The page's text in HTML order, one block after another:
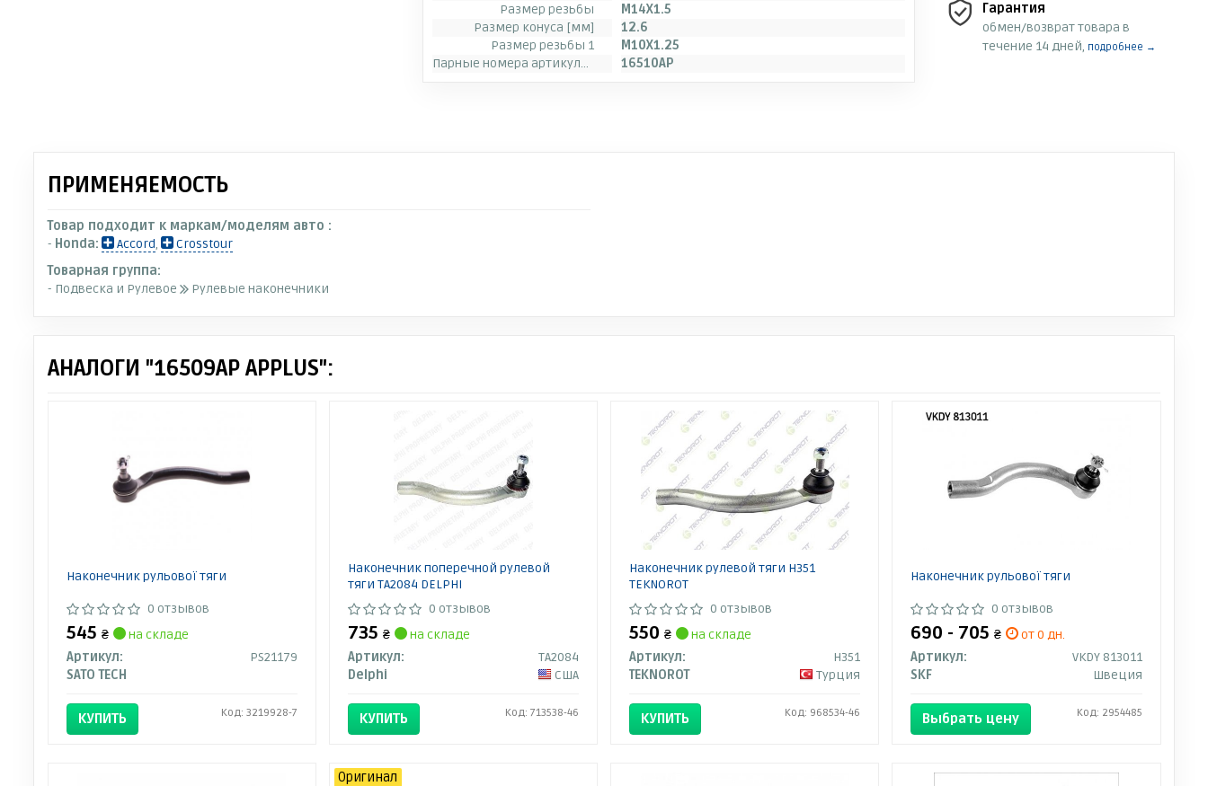
Размер резьбы
M14X1.5
Размер конуса [мм]
12.6
Размер резьбы 1
M10X1.25
Парные номера артикулов
16510AP
Гарантия
обмен/возврат товара в
течение 14 дней, подробнее →
ПРИМЕНЯЕМОСТЬ
Товар подходит к маркам/моделям авто :
- Honda: Accord,
Crosstour
Товарная группа:
- Подвеска и Рулевое
Рулевые наконечники
АНАЛОГИ "16509AP APPLUS":
Наконечник рульової тяги
0 отзывов
545 ₴
на складе
Артикул:
PS21179
SATO TECH
КУПИТЬ Код: 3219928-7
Наконечник поперечной рулевой
тяги TA2084 DELPHI
0 отзывов
735 ₴
на складе
Артикул:
TA2084
Delphi
США
КУПИТЬ Код: 713538-46
Наконечник рулевой тяги H351
TEKNOROT
0 отзывов
550 ₴
на складе
Артикул:
H351
TEKNOROT
Турция
КУПИТЬ Код: 968534-46
Наконечник рульової тяги
0 отзывов
690 - 705₴
от 0 дн.
Артикул:
VKDY 813011
SKF
Швеция
Выбрать цену Код: 2954485
Оригинал